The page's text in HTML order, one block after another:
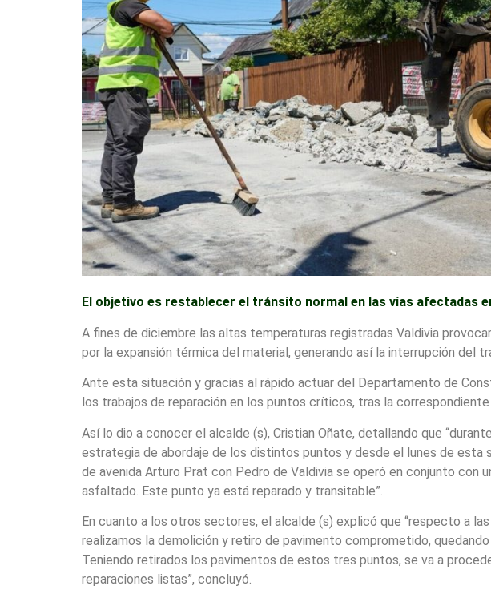
El objetivo es restablecer el tránsito normal en las vías afectadas
A fines de diciembre las altas temperaturas registradas Valdivia
por la expansión térmica del material, generando así la interrupción del
Ante esta situación y gracias al rápido actuar del Departamento de
los trabajos de reparación en los puntos críticos, tras la
Así lo dio a conocer el alcalde (s), Cristian Oñate, detallando que
estrategia de abordaje de los distintos puntos y desde el lunes de esta
de avenida Arturo Prat con Pedro de Valdivia se operó en conjunto con
asfaltado. Este punto ya está reparado y transitable”.
En cuanto a los otros sectores, el alcalde (s) explicó que “respecto a
realizamos la demolición y retiro de pavimento comprometido,
Teniendo retirados los pavimentos de estos tres puntos, se va a
reparaciones listas”, concluyó.